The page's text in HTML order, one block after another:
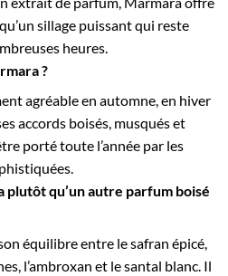
sillage puissant qui reste
heures.
?
agréable en automne, en hiver
accords boisés, musqués et
porté toute l’année par les
qu’un autre parfum boisé
équilibre entre le safran épicé,
l’ambroxan et le santal blanc. Il